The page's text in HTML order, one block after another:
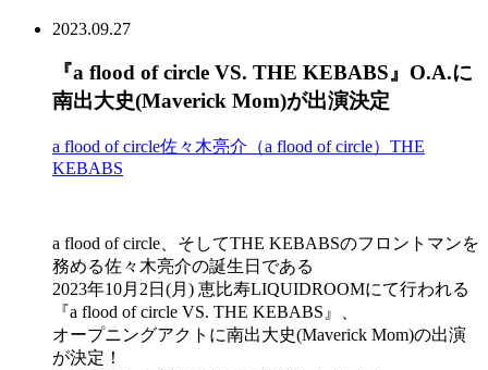
2023.09.27
『a flood of circle VS. THE KEBABS』O.A.に
南出大史(Maverick Mom)が出演決定
a flood of circle佐々木亮介（a flood of circle） THE
KEBABS
a flood of circle、そしてTHE KEBABSのフロントマンを
務める佐々木亮介の誕生日である
2023年10月2日(月) 恵比寿LIQUIDROOMにて行われる
『a flood of circle VS. THE KEBABS』、
オープニングアクトに南出大史(Maverick Mom)の出演
が決定！